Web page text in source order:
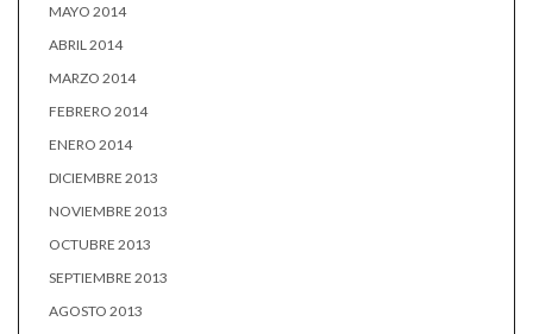
MAYO 2014
ABRIL 2014
MARZO 2014
FEBRERO 2014
ENERO 2014
DICIEMBRE 2013
NOVIEMBRE 2013
OCTUBRE 2013
SEPTIEMBRE 2013
AGOSTO 2013